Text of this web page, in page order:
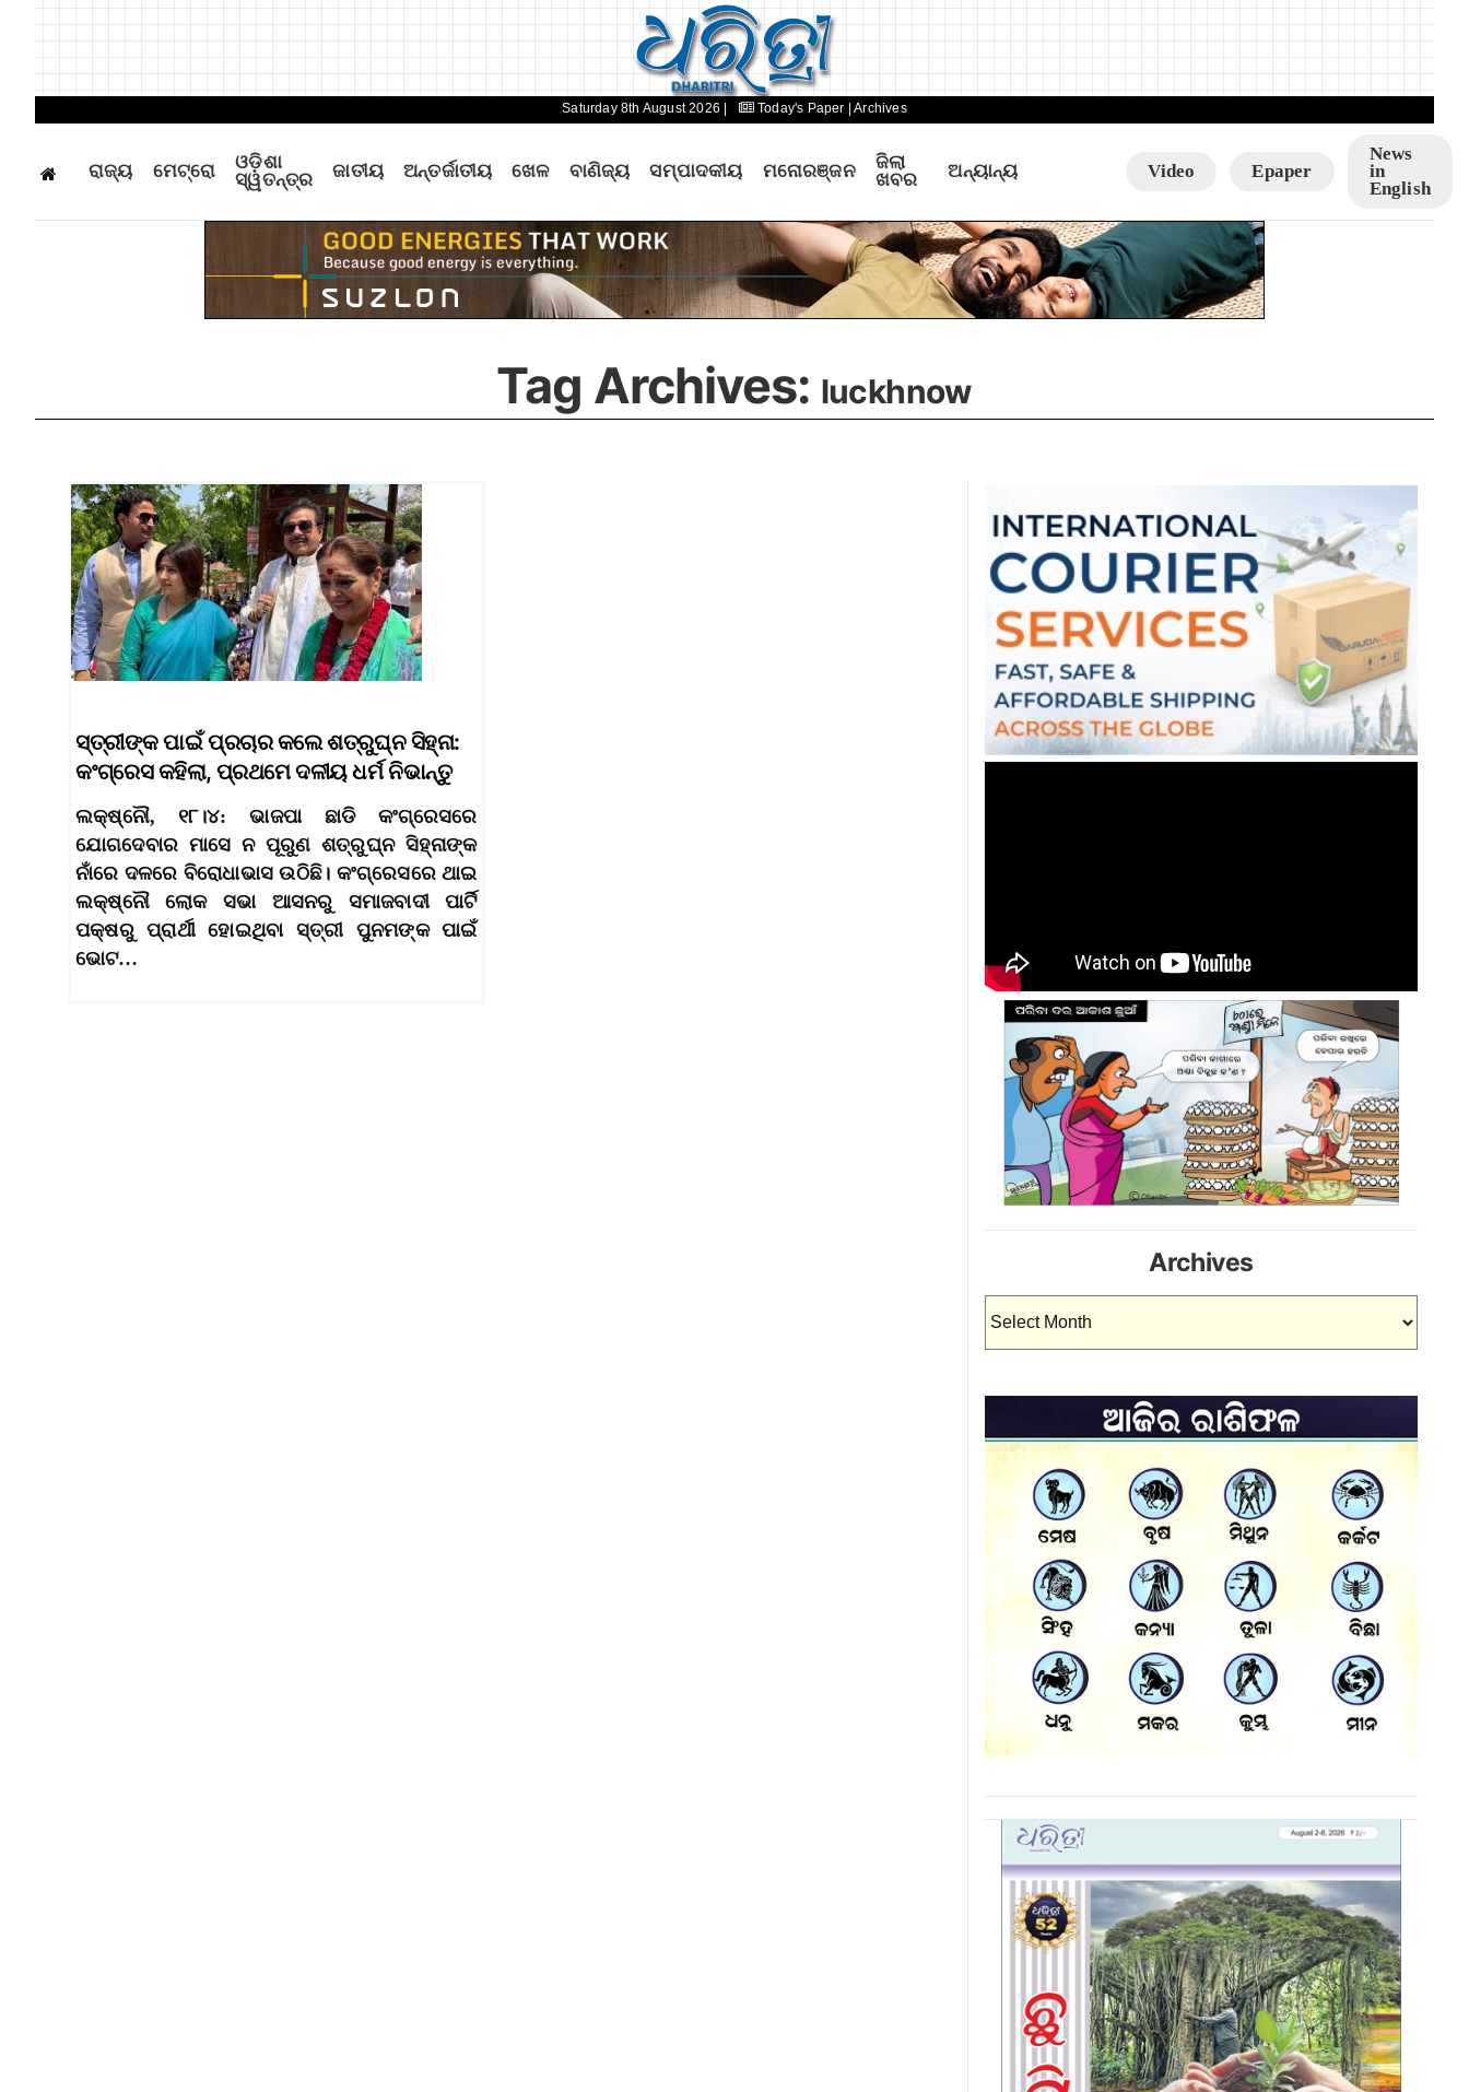
Saturday 8th August 2026 | Today's Paper | Archives
ରାଜ୍ୟ ମେଟ୍ରୋ
ଓଡ଼ିଶା
ସ୍ୱତନ୍ତ୍ର
ଜାତୀୟ ଅନ୍ତର୍ଜାତୀୟ ଖେଳ ବାଣିଜ୍ୟ ସମ୍ପାଦକୀୟ ମନୋରଞ୍ଜନ
ଜିଲା
ଖବର
ଅନ୍ୟାନ୍ୟ Video Epaper
News
in
English
Tag Archives: luckhnow
ସ୍ତ୍ରୀଙ୍କ ପାଇଁ ପ୍ରଚାର କଲେ ଶତ୍ରୁଘ୍ନ ସିହ୍ନା:
କଂଗ୍ରେସ କହିଲା, ପ୍ରଥମେ ଦଳୀୟ ଧର୍ମ ନିଭାନ୍ତୁ
ଲକ୍ଷ୍ନୌ, ୧୮।୪: ଭାଜପା ଛାଡି କଂଗ୍ରେସରେ
ଯୋଗଦେବାର ମାସେ ନ ପୂରୁଣ ଶତ୍ରୁଘ୍ନ ସିହ୍ନାଙ୍କ
ନାଁରେ ଦଳରେ ବିରୋଧାଭାସ ଉଠିଛି। କଂଗ୍ରେସରେ ଥାଇ
ଲକ୍ଷ୍ନୌ ଲୋକ ସଭା ଆସନରୁ ସମାଜବାଦୀ ପାର୍ଟି
ପକ୍ଷରୁ ପ୍ରାର୍ଥୀ ହୋଇଥିବା ସ୍ତ୍ରୀ ପୁନମଙ୍କ ପାଇଁ
ଭୋଟ…
Archives
Archives